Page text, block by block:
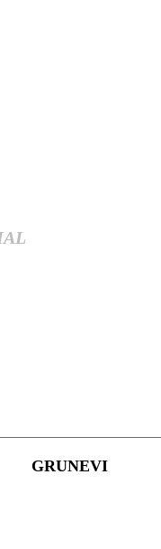
GRUNEVI